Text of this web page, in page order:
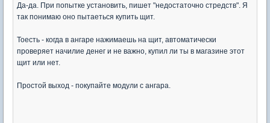
Да-да. При попытке установить, пишет "недостаточно стредств". Я
так понимаю оно пытаеться купить щит.
Тоесть - когда в ангаре нажимаешь на щит, автоматически
проверяет начилие денег и не важно, купил ли ты в магазине этот
щит или нет.
Простой выход - покупайте модули с ангара.